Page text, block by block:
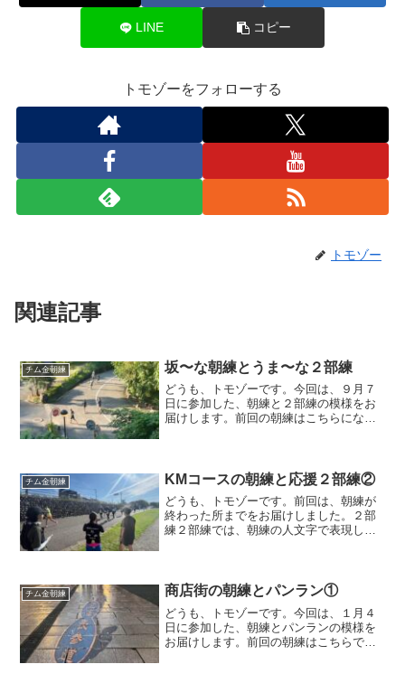
LINE コピー
トモゾーをフォローする
トモゾー
関連記事
チム金朝練 坂〜な朝練とうま〜な２部練
どうも、トモゾーです。今回は、９月７
日に参加した、朝練と２部練の模様をお
届けします。前回の朝練はこちらになり
可能なメンバーが集...
チム金朝練 KMコースの朝練と応援２部練②
どうも、トモゾーです。前回は、朝練が
終わった所までをお届けしました。２部
練２部練では、朝練の人文字で表現した
頃には朝練終わってたの...
チム金朝練 商店街の朝練とパンラン①
どうも、トモゾーです。今回は、１月４
日に参加した、朝練とパンランの模様を
お届けします。前回の朝練はこちらで